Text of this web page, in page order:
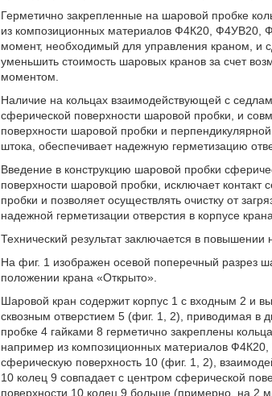
Герметично закрепленные на шаровой пробке
из композиционных материалов Ф4К20, Ф4УВ20,
момент, необходимый для управления краном, и
уменьшить стоимость шаровых кранов за счет
моментом.
Наличие на кольцах взаимодействующей с
сферической поверхности шаровой пробки, и
поверхности шаровой пробки и
штока, обеспечивает надежную герметизацию
Введение в конструкцию шаровой пробки
поверхности шаровой пробки, исключает
пробки и позволяет осуществлять очистку от
надежной герметизации отверстия в корпусе
Технический результат заключается в
На фиг. 1 изображен осевой поперечный разрез
положении крана «Открыто».
Шаровой кран содержит корпус 1 с входным 2 и
сквозным отверстием 5 (фиг. 1, 2), приводимая в
пробке 4 гайками 8 герметично закреплены
например из композиционных материалов
сферическую поверхность 10 (фиг. 1, 2),
10 колец 9 совпадает с центром сферической
поверхности 10 колец 9 больше (примерно, на 2